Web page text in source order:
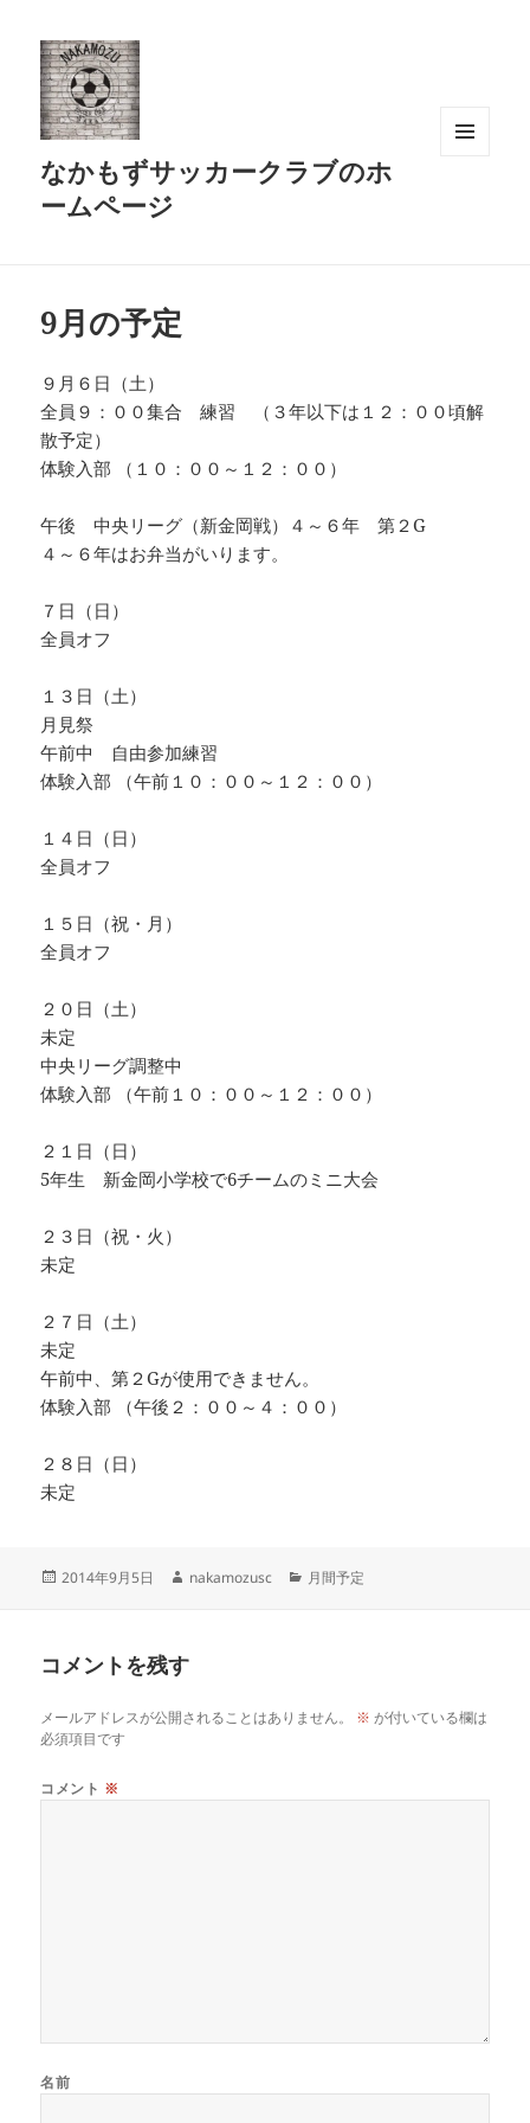
なかもずサッカークラブのホ
ームページ
9月の予定
９月６日（土）
全員９：００集合 練習 （３年以下は１２：００頃解
散予定）
体験入部 （１０：００～１２：００）
午後 中央リーグ（新金岡戦）４～６年 第２G
４～６年はお弁当がいります。
７日（日）
全員オフ
１３日（土）
月見祭
午前中 自由参加練習
体験入部 （午前１０：００～１２：００）
１４日（日）
全員オフ
１５日（祝・月）
全員オフ
２０日（土）
未定
中央リーグ調整中
体験入部 （午前１０：００～１２：００）
２１日（日）
5年生 新金岡小学校で6チームのミニ大会
２３日（祝・火）
未定
２７日（土）
未定
午前中、第２Gが使用できません。
体験入部 （午後２：００～４：００）
２８日（日）
未定
投
2014年9月5日
作
nakamozusc
カ
月間予定
コメントを残す
メールアドレスが公開されることはありません。 ※ が付いている欄は
必須項目です
コメント ※
名前